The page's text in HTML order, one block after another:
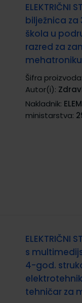
ELEKTRIČNI
bilježnica
škola u
razred za
mehatroniku
Šifra proizvoda:
Autor(i):
Nakladnik:
ministarstva:
ELEKTRIČNI
s
4-god.
tehničar za